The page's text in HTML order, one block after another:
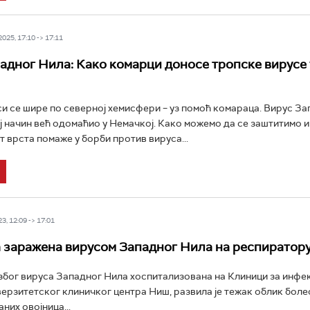
17:10 -> 17:11
Нила: Како комарци доносе тропске вирусе
се шире по северној хемисфери – уз помоћ комараца. Вирус
начин већ одомаћио у Немачкој. Како можемо да се заштитимо
врста помаже у борби против вируса...
12:09 -> 17:01
вирусом Западног Нила на
вируса Западног Нила хоспитализована на Клиници за
клиничког центра Ниш, развила је тежак облик
овојница...